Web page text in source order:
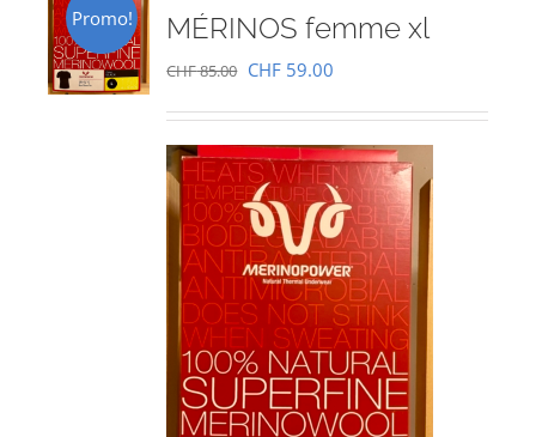
Promo!
MÉRINOS femme xl
CHF85.00 Le
initial
était :
CHF 85.00.
CHF 59.00
actuel
est :
CHF 59.00.